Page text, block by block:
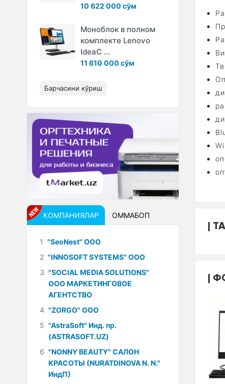
10 622 000 сўм
Моноблок в полном
комплекте Lenovo
IdeaC ...
11 610 000 сўм
Барчасини кўриш
КОМПАНИЯЛАР ОММАБОП
1 "SeoNest" ООО
2 "INNOSOFT SYSTEMS" ООО
3 "SOCIAL MEDIA SOLUTIONS"
ООО МАРКЕТИНГОВОЕ
АГЕНТСТВО
4 "ZORGO" ООО
5 "AstraSoft" Инд. пр.
(ASTRASOFT.UZ)
6 "NONNY BEAUTY" САЛОН
КРАСОТЫ (NURATDINOVA N. N."
ИндП)